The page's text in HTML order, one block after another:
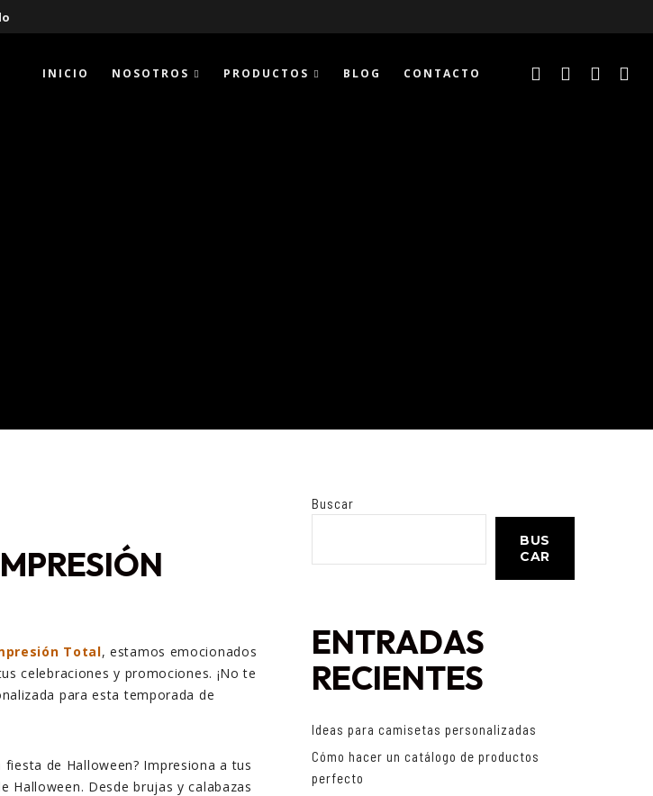
INICIO NOSOTROS PRODUCTOS BLOG CONTACTO
Total, estamos emocionados
celebraciones y promociones. ¡No te
para esta temporada de
fiesta de Halloween? Impresiona a tus
Halloween. Desde brujas y calabazas
Buscar
BUS
CAR
ENTRADAS
RECIENTES
Ideas para camisetas personalizadas
Cómo hacer un catálogo de productos
perfecto